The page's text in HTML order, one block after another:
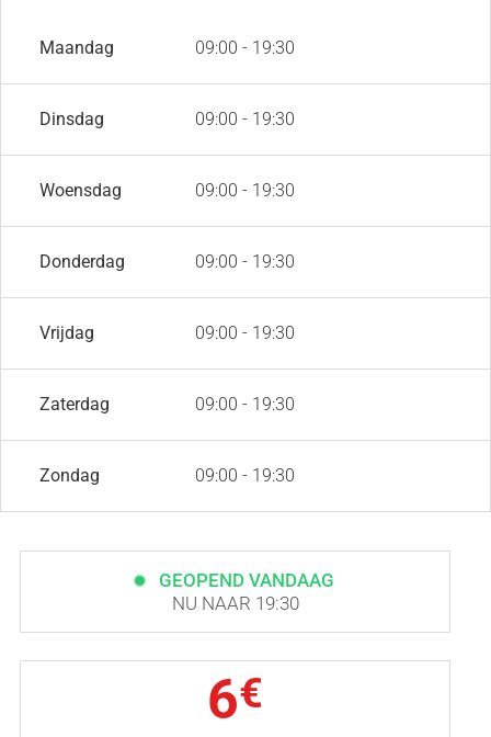
Maandag 09:00 - 19:30
Dinsdag 09:00 - 19:30
Woensdag 09:00 - 19:30
Donderdag 09:00 - 19:30
Vrijdag 09:00 - 19:30
Zaterdag 09:00 - 19:30
Zondag 09:00 - 19:30
GEOPEND VANDAAG
NU NAAR 19:30
6€